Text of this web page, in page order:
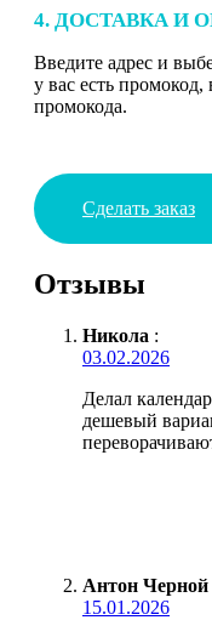
4. ДОСТАВКА И
Введите адрес и
у вас есть промокод,
промокода.
Сделать заказ
Отзывы
Никола :
03.02.2026
Делал
дешевый
Антон Черной
15.01.2026